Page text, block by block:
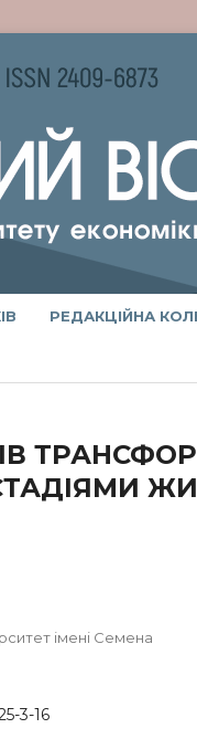
РЕДАКЦІЙНА
імені Семена
3-16